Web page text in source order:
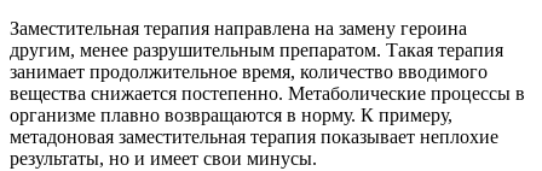
Заместительная терапия направлена на замену героина
другим, менее разрушительным препаратом. Такая терапия
занимает продолжительное время, количество вводимого
вещества снижается постепенно. Метаболические процессы в
организме плавно возвращаются в норму. К примеру,
метадоновая заместительная терапия показывает неплохие
результаты, но и имеет свои минусы.